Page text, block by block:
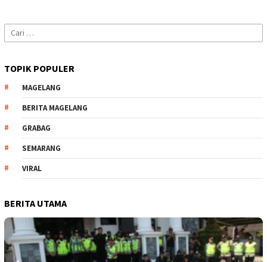
Cari
untuk:
TOPIK POPULER
MAGELANG
BERITA MAGELANG
GRABAG
SEMARANG
VIRAL
BERITA UTAMA